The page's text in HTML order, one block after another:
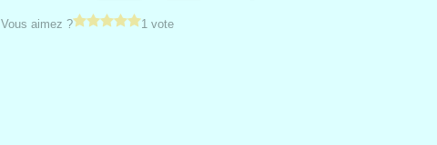
Vous aimez ? 1 vote